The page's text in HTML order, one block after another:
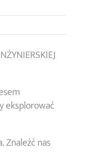
eksplorować
Znaleźć nas